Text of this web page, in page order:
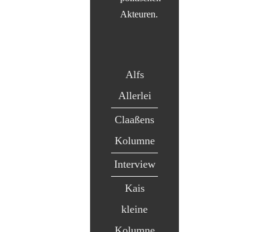
Akteuren.
Alfs
Allerlei
Claaßens
Kolumne
Interview
Kais
kleine